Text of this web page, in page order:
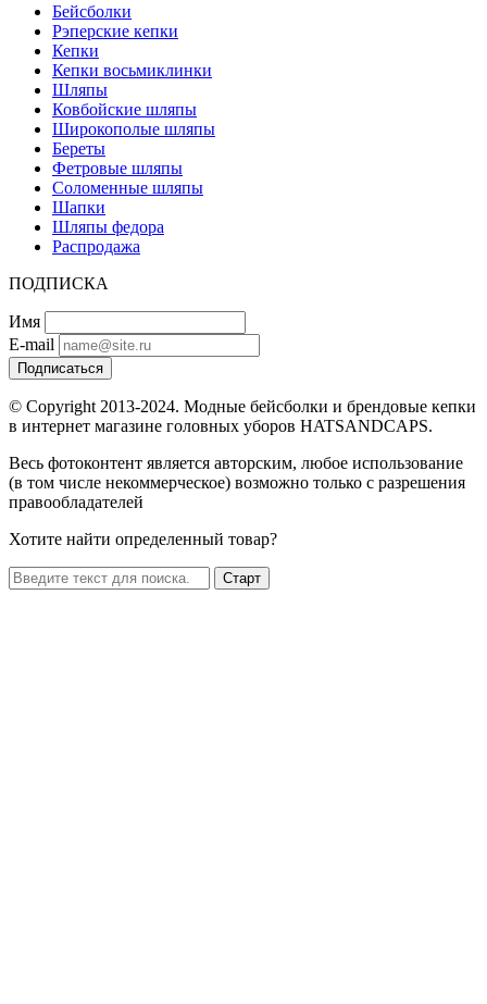
Бейсболки
Рэперские кепки
Кепки
Кепки восьмиклинки
Шляпы
Ковбойские шляпы
Широкополые шляпы
Береты
Фетровые шляпы
Соломенные шляпы
Шапки
Шляпы федора
Распродажа
ПОДПИСКА
Имя
E-mail
Подписаться
© Copyright 2013-2024. Модные бейсболки и брендовые кепки
в интернет магазине головных уборов HATSANDCAPS.
Весь фотоконтент является авторским, любое использование
(в том числе некоммерческое) возможно только с разрешения
правообладателей
Хотите найти определенный товар?
Старт